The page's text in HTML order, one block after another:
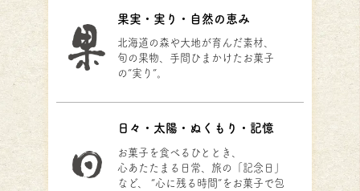
果実・実り・自然の恵み
北海道の森や大地が育んだ素材、
旬の果物、手間ひまかけた お菓子
の“実り”。
日々・太陽・ぬくもり・記憶
お菓子を食べるひととき、
心あたたまる日常、旅の「記念日」
など、
“心に残る時間”をお菓子で包